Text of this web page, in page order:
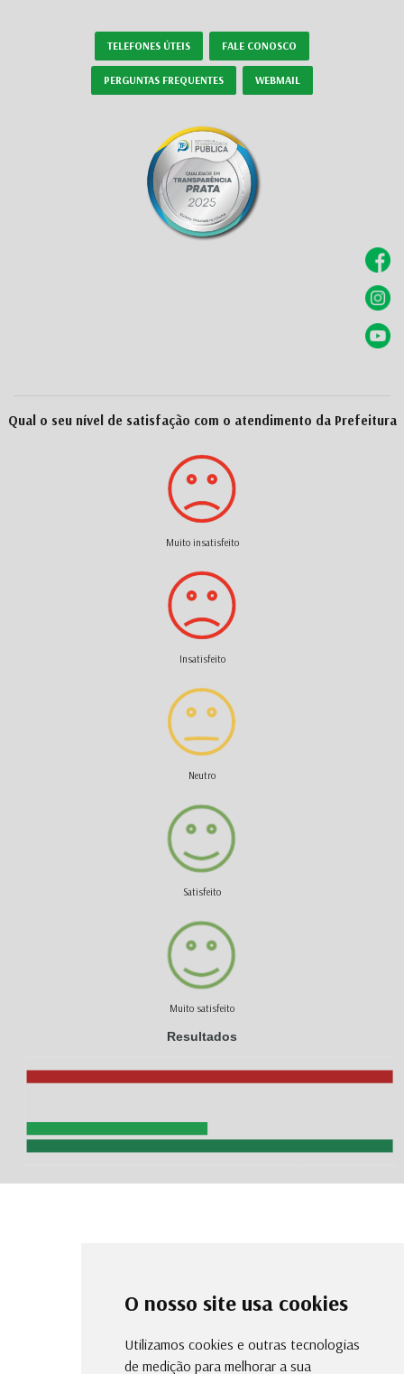
O nosso site usa cookies
Utilizamos cookies e outras tecnologias
de medição para melhorar a sua
TELEFONES ÚTEIS FALE CONOSCO
PERGUNTAS FREQUENTES WEBMAIL
Qual o seu nível de satisfação com o atendimento da Prefeitura
Muito insatisfeito
Insatisfeito
Neutro
Satisfeito
Muito satisfeito
Resultados